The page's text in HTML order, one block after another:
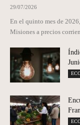
29/07/2026
En el quinto mes de
Misiones a precios